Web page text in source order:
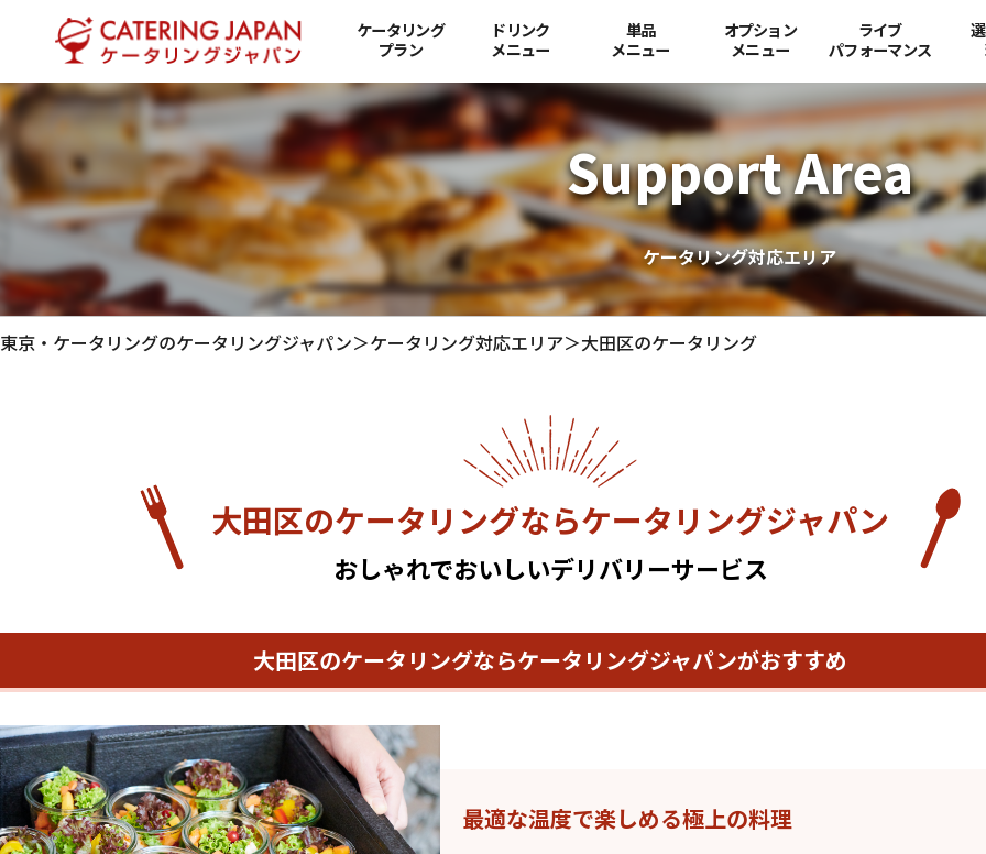
ケータリング
プラン
ドリンク
メニュー
単品
メニュー
オプション
メニュー
ライブ
パフォーマンス
Support Area
ケータリング対応エリア
東京・ケータリングのケータリングジャパン＞ケータリング対応エリア＞大田区のケータリング
大田区のケータリングならケータリングジャパン
おしゃれでおいしいデリバリーサービス
大田区のケータリングならケータリングジャパンがおすすめ
最適な温度で楽しめる極上の料理